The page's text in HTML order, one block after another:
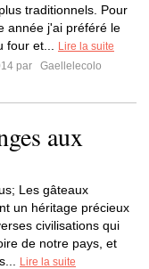
traditionnels. Pour
année j'ai préféré le
four et...
Lire la suite
par
Gaellelecolo
aux
Les gâteaux
un héritage précieux
civilisations qui
de notre pays, et
Lire la suite